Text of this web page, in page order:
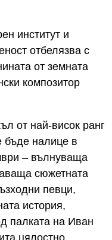
институт и
отбелязва с
от земната
композитор
от най-висок ранг
бъде налице в
– вълнуваща
сюжетната
певци,
история,
палката на Иван
цялостно